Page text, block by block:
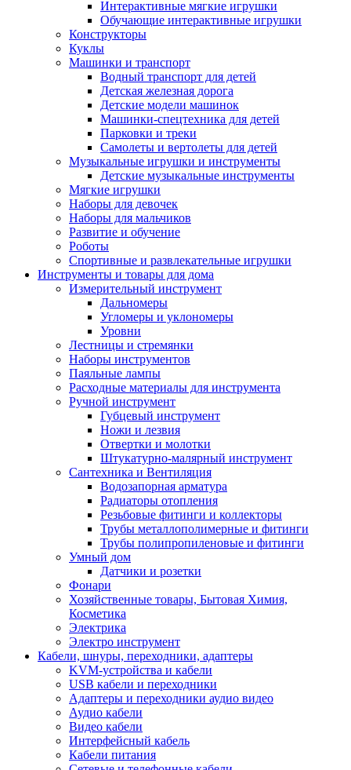
Интерактивные мягкие игрушки
Обучающие интерактивные игрушки
Конструкторы
Куклы
Машинки и транспорт
Водный транспорт для детей
Детская железная дорога
Детские модели машинок
Машинки-спецтехника для детей
Парковки и треки
Самолеты и вертолеты для детей
Музыкальные игрушки и инструменты
Детские музыкальные инструменты
Мягкие игрушки
Наборы для девочек
Наборы для мальчиков
Развитие и обучение
Роботы
Спортивные и развлекательные игрушки
Инструменты и товары для дома
Измерительный инструмент
Дальномеры
Угломеры и уклономеры
Уровни
Лестницы и стремянки
Наборы инструментов
Паяльные лампы
Расходные материалы для инструмента
Ручной инструмент
Губцевый инструмент
Ножи и лезвия
Отвертки и молотки
Штукатурно-малярный инструмент
Сантехника и Вентиляция
Водозапорная арматура
Радиаторы отопления
Резьбовые фитинги и коллекторы
Трубы металлополимерные и фитинги
Трубы полипропиленовые и фитинги
Умный дом
Датчики и розетки
Фонари
Хозяйственные товары, Бытовая Химия,
Косметика
Электрика
Электро инструмент
Кабели, шнуры, переходники, адаптеры
KVM-устройства и кабели
USB кабели и переходники
Адаптеры и переходники аудио видео
Аудио кабели
Видео кабели
Интерфейсный кабель
Кабели питания